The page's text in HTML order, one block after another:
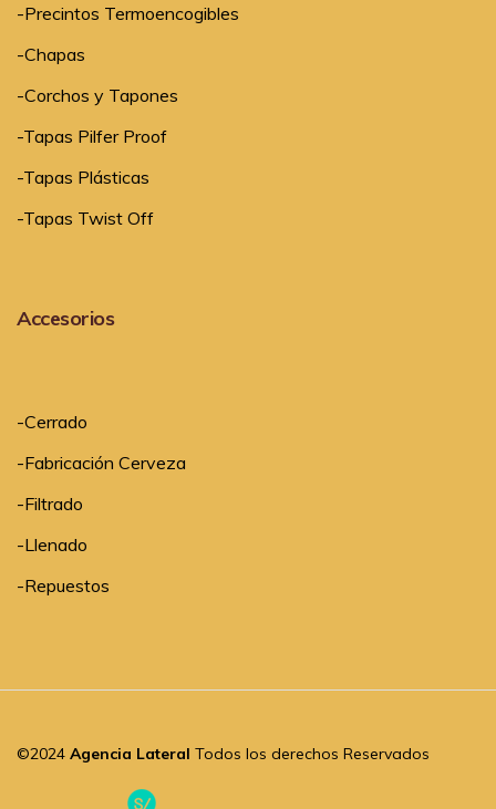
-Precintos Termoencogibles
-Chapas
-Corchos y Tapones
-Tapas Pilfer Proof
-Tapas Plásticas
-Tapas Twist Off
Accesorios
-Cerrado
-Fabricación Cerveza
-Filtrado
-Llenado
-Repuestos
©2024 Agencia Lateral Todos los derechos Reservados